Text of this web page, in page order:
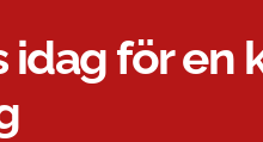
idag för en